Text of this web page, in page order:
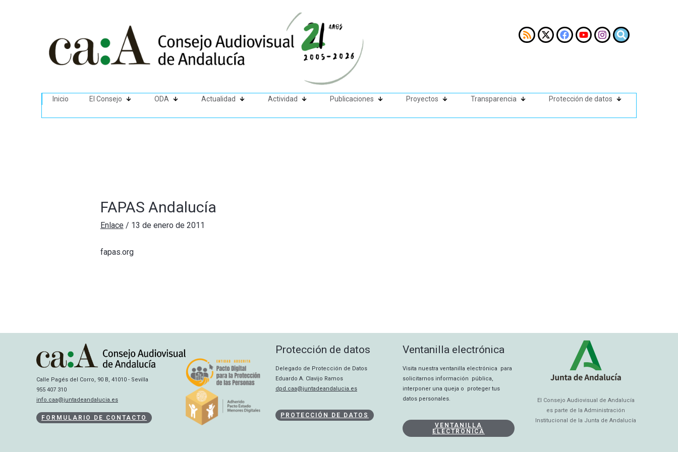
Inicio El Consejo ODA Actualidad Actividad Publicaciones Proyectos Transparencia Protección de datos
FAPAS Andalucía
Enlace/ 13 de enero de 2011
fapas.org
Calle Pagés del Corro, 90 B, 41010 - Sevilla
955 407 310
info.caa@juntadeandalucia.es
FORMULARIO DE CONTACTO
Protección de datos
Delegado de Protección de Datos
Eduardo A. Clavijo Ramos
dpd.caa@juntadeandalucia.es
PROTECCIÓN DE DATOS
Ventanilla electrónica
Visita nuestra ventanilla electrónica para
solicitarnos información pública,
interponer una queja o proteger tus
datos personales.
VENTANILLA
ELECTRÓNICA
El Consejo Audiovisual de Andalucía
es parte de la Administración
Institucional de la Junta de Andalucía